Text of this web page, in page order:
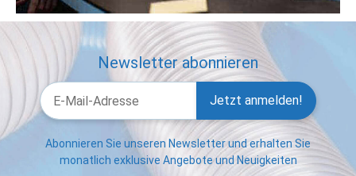
Newsletter abonnieren
Jetzt anmelden!
Abonnieren Sie unseren Newsletter und erhalten Sie
monatlich exklusive Angebote und Neuigkeiten